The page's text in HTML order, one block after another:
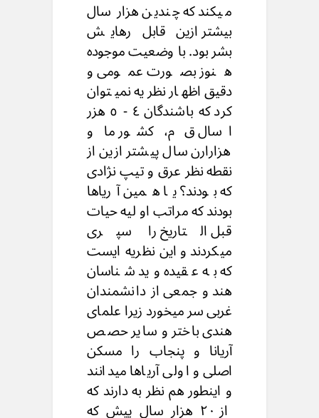
میکند که چندین هزار سال
بیشتر ازین قابل رهایش
بشر بود. با وضعیت موجوده
هنوز بصورت عمومی و
دقیق اظهار نظریه نمیتوان
کرد که باشندگان ٤ - ٥ هزر
اسال ق م، کشور ما و
هزارارن سال پیشتر ازین از
نقطه نظر عرق و تیپ نژادی
که بودند؟ یا همین آریاها
بودند که مراتب او لیه حیات
قبل التاریخ را سپری
میکردند و این نظریه ایست
که به عقیده وید شناسان
هند و جمعی از دانشمندان
غربی سر میخورد زیرا علمای
هندی باختر و سایر حصص
آریانا و پنجاب را مسکن
اصلی و اولی آریاها میدانند
و اینطور هم نظر به دارند که
از ۲۰ هزار سال پیش که